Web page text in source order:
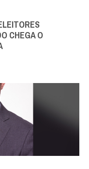
CHEGA O